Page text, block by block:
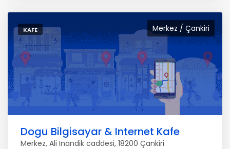
Merkez / Çankiri
KAFE
Dogu Bilgisayar & Internet Kafe
Merkez, Ali Inandik caddesi, 18200 Çankiri